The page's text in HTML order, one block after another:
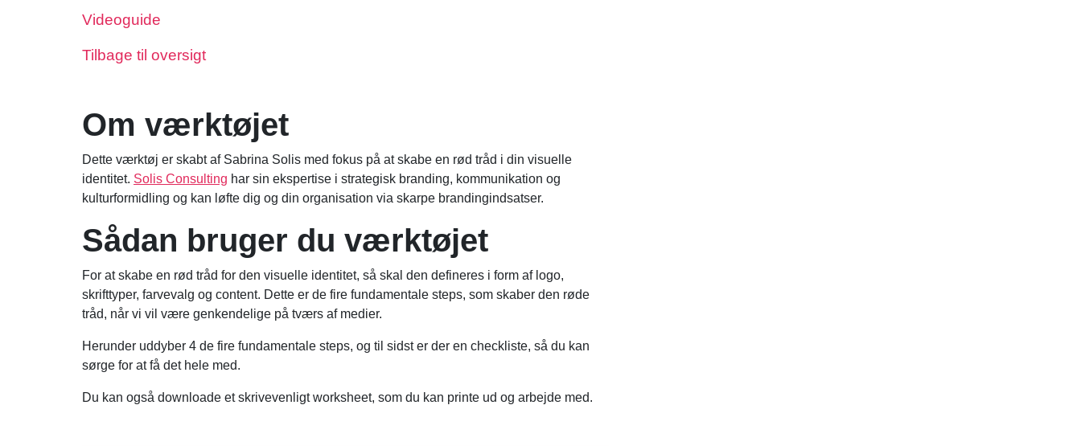
Videoguide
Tilbage til oversigt
Om værktøjet
Dette værktøj er skabt af Sabrina Solis med fokus på at skabe en rød tråd i din visuelle
identitet. Solis Consulting har sin ekspertise i strategisk branding, kommunikation og
kulturformidling og kan løfte dig og din organisation via skarpe brandingindsatser.
Sådan bruger du værktøjet
For at skabe en rød tråd for den visuelle identitet, så skal den defineres i form af logo,
skrifttyper, farvevalg og content. Dette er de fire fundamentale steps, som skaber den røde
tråd, når vi vil være genkendelige på tværs af medier.
Herunder uddyber 4 de fire fundamentale steps, og til sidst er der en checkliste, så du kan
sørge for at få det hele med.
Du kan også downloade et skrivevenligt worksheet, som du kan printe ud og arbejde med.